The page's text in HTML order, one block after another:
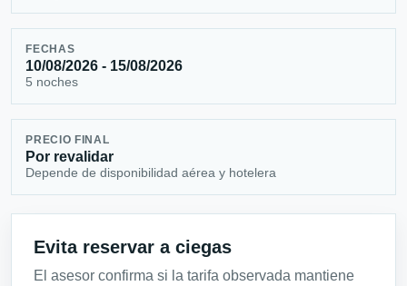
FECHAS
10/08/2026 - 15/08/2026
5 noches
PRECIO FINAL
Por revalidar
Depende de disponibilidad aérea y hotelera
Evita reservar a ciegas
El asesor confirma si la tarifa observada mantiene